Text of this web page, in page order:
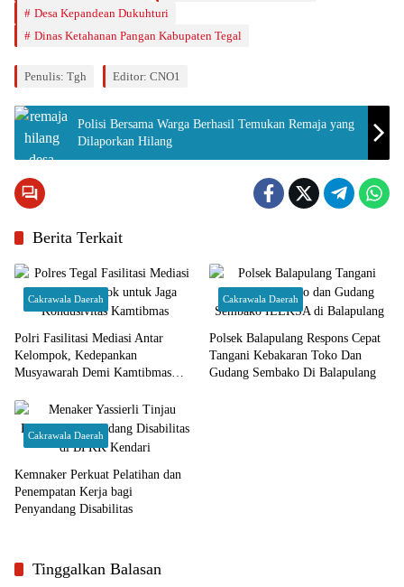
Desa Kepandean Dukuhturi
Dinas Ketahanan Pangan Kabupaten Tegal
Penulis: Tgh Editor: CNO1
Polisi Bersama Warga Berhasil Temukan Remaja yang
Dilaporkan Hilang
Berita Terkait
Cakrawala Daerah
Polri Fasilitasi Mediasi Antar
Kelompok, Kedepankan
Musyawarah Demi Kamtibmas
Cakrawala Daerah
Polsek Balapulang Respons Cepat
Tangani Kebakaran Toko Dan
Gudang Sembako Di Balapulang
Cakrawala Daerah
Kemnaker Perkuat Pelatihan dan
Penempatan Kerja bagi
Penyandang Disabilitas
Tinggalkan Balasan